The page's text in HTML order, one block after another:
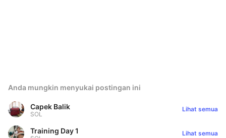
Anda mungkin menyukai postingan ini
Capek Balik
SOL
Lihat semua
Training Day 1 Lihat semua